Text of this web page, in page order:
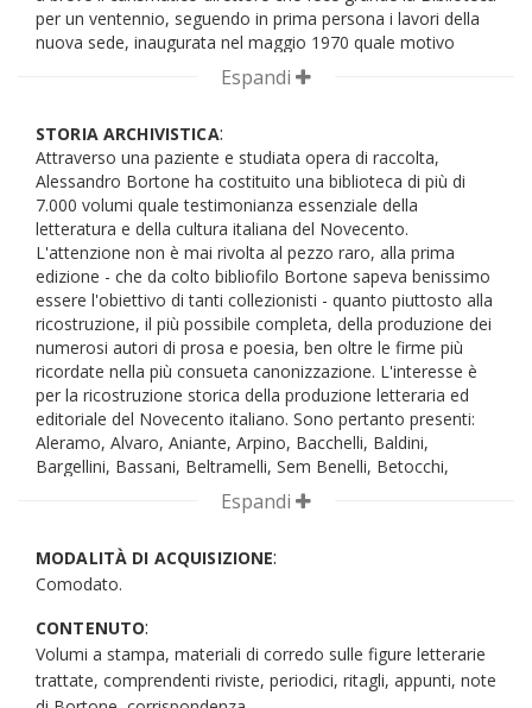
per un ventennio, seguendo in prima persona i lavori della
nuova sede, inaugurata nel maggio 1970 quale motivo
d'orgoglio e prestigio per la Giunta Comunale presieduta dal
sindaco Lino Gelpi. Il costante lavoro sul catalogo con la
aumento costante dell'utenza e della lettura, così come la
raccolta di un consistente numero di archivi e di una
collezione di grafica di artisti comaschi porteranno la
Biblioteca a essere centro vivo di cultura e di valorizzazione
della storia lariana. L'atto conclusivo di Bortone a Como
può essere considerato il Soggettario della stessa
Biblioteca, ultima fatica del lavoro continuativo svolto sul
catalogo, col proposito di presentare il patrimonio entrato
in Biblioteca dal 1970 per soggetto', seguendo il criterio di
ricerca più semplice e più diffuso tra il pubblico non
specializzato. L'opera a stampa - Il Soggettario della
Biblioteca Civica di Como (Editrice Bibliografica, 1983) -
comprendeva circa 103 mila schede, nel cui testo
introduttivo Bortone sembra ripercorre, in estrema sintesi,
l'intero proprio operato. Come spiega puntualmente lo
stesso Bortone nella sintetica introduzione, l'opera non va
intesa come "un'esercitazione specialistica, autonoma dalle
sulla strada, ancora lunga, della democratizzazione
culturale". Dopo aver lasciato Como, Bortone riprenderà
Firenze (Mondadori, 1986) e la curatela con Lorenzo
Camusso di Ceramics of the world from 4000 B.C. to the
present (New York, Abrams, 1992) - nelle quali si ritrovano
Espandi
STORIA ARCHIVISTICA:
Attraverso una paziente e studiata opera di raccolta,
Alessandro Bortone ha costituito una biblioteca di più di
7.000 volumi quale testimonianza essenziale della
letteratura e della cultura italiana del Novecento.
L'attenzione non è mai rivolta al pezzo raro, alla prima
edizione - che da colto bibliofilo Bortone sapeva benissimo
essere l'obiettivo di tanti collezionisti - quanto piuttosto alla
ricostruzione, il più possibile completa, della produzione dei
numerosi autori di prosa e poesia, ben oltre le firme più
ricordate nella più consueta canonizzazione. L'interesse è
per la ricostruzione storica della produzione letteraria ed
editoriale del Novecento italiano. Sono pertanto presenti:
Aleramo, Alvaro, Aniante, Arpino, Bacchelli, Baldini,
Bargellini, Bassani, Beltramelli, Sem Benelli, Betocchi,
Berto, Bianciardi, Bilenchi, Bontempelli, G.A. Borgese,
Brancati, Buzzati, Buzzi, Calzini, De Roberto, Campana,
Comisso, D'Ambra, Deledda, Fenoglio, Flaiano, Frattini,
Gadda, Gatto, Gobetti, Govoni, Gozzano, Landolfi, Carlo e
Negri, Ojetti, Ortese, Panzini, Papini, Parise, Pasolini,
Pavese, Piovene, Pirandello, Pratolini, Quasimodo, Rea,
Rebora, Saba, Sbarbaro, Sciascia, Sereni, Silone, Soffici,
Espandi
MODALITÀ DI ACQUISIZIONE:
Comodato.
CONTENUTO:
Volumi a stampa, materiali di corredo sulle figure letterarie
trattate, comprendenti riviste, periodici, ritagli, appunti, note